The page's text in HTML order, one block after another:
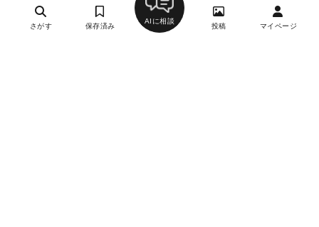
さがす 保存済み
AIに相談
投稿 マイページ